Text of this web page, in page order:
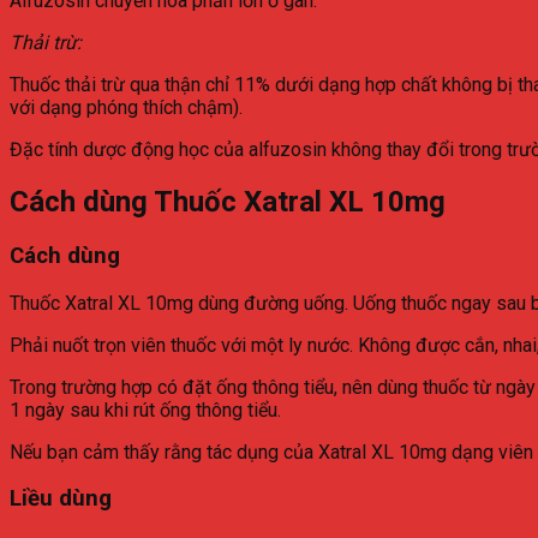
Thải trừ:
Thuốc thải trừ qua thận chỉ 11% dưới dạng hợp chất không bị
với dạng phóng thích chậm).
Đặc tính dược động học của alfuzosin không thay đổi trong
Cách dùng Thuốc Xatral XL 10mg
Cách dùng
Thuốc Xatral XL 10mg dùng đường uống. Uống thuốc ngay sau
Phải nuốt trọn viên thuốc với một ly nước. Không được cắn,
Trong trường hợp có đặt ống thông tiểu, nên dùng thuốc từ
1 ngày sau khi rút ống thông tiểu.
Nếu bạn cảm thấy rằng tác dụng của Xatral XL 10mg dạng
Liều dùng